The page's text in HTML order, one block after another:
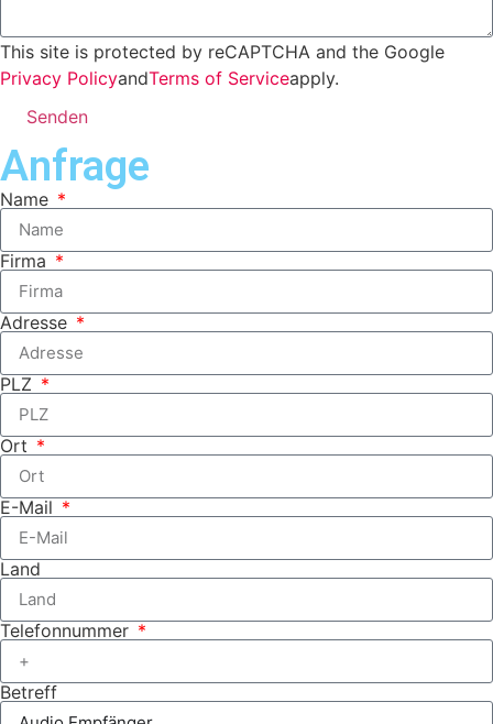
This site is protected by reCAPTCHA and the Google
Privacy PolicyandTerms of Serviceapply.
Senden
Anfrage
Name
Firma
Adresse
PLZ
Ort
E-Mail
Land
Telefonnummer
Betreff